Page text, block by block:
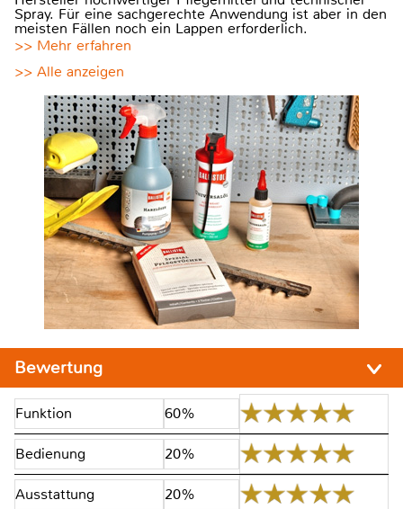
Spray. Für eine sachgerechte Anwendung ist aber in den
meisten Fällen noch ein Lappen erforderlich.
>> Mehr erfahren
>> Alle anzeigen
Bewertung
Funktion 60%
Bedienung 20%
Ausstattung 20%